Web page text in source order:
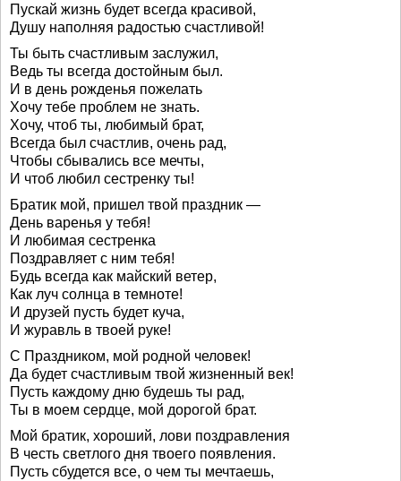
Пускай жизнь будет всегда красивой,
Душу наполняя радостью счастливой!
Ты быть счастливым заслужил,
Ведь ты всегда достойным был.
И в день рожденья пожелать
Хочу тебе проблем не знать.
Хочу, чтоб ты, любимый брат,
Всегда был счастлив, очень рад,
Чтобы сбывались все мечты,
И чтоб любил сестренку ты!
Братик мой, пришел твой праздник —
День варенья у тебя!
И любимая сестренка
Поздравляет с ним тебя!
Будь всегда как майский ветер,
Как луч солнца в темноте!
И друзей пусть будет куча,
И журавль в твоей руке!
С Праздником, мой родной человек!
Да будет счастливым твой жизненный век!
Пусть каждому дню будешь ты рад,
Ты в моем сердце, мой дорогой брат.
Мой братик, хороший, лови поздравления
В честь светлого дня твоего появления.
Пусть сбудется все, о чем ты мечтаешь,